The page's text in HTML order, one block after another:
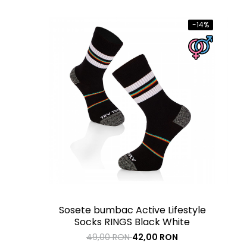
-14%
Sosete bumbac Active Lifestyle
Socks RINGS Black White
49,00 RON42,00 RON